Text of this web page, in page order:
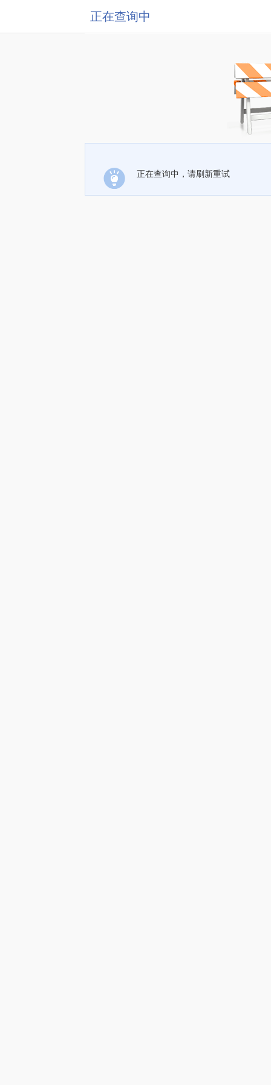
正在查询中
正在查询中，请刷新重试